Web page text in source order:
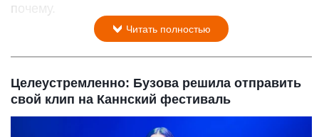
почему.
Читать полностью
Целеустремленно: Бузова решила отправить
свой клип на Каннский фестиваль